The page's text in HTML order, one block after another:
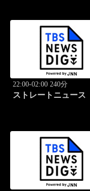
22:00-02:00 240分
ストレートニュース